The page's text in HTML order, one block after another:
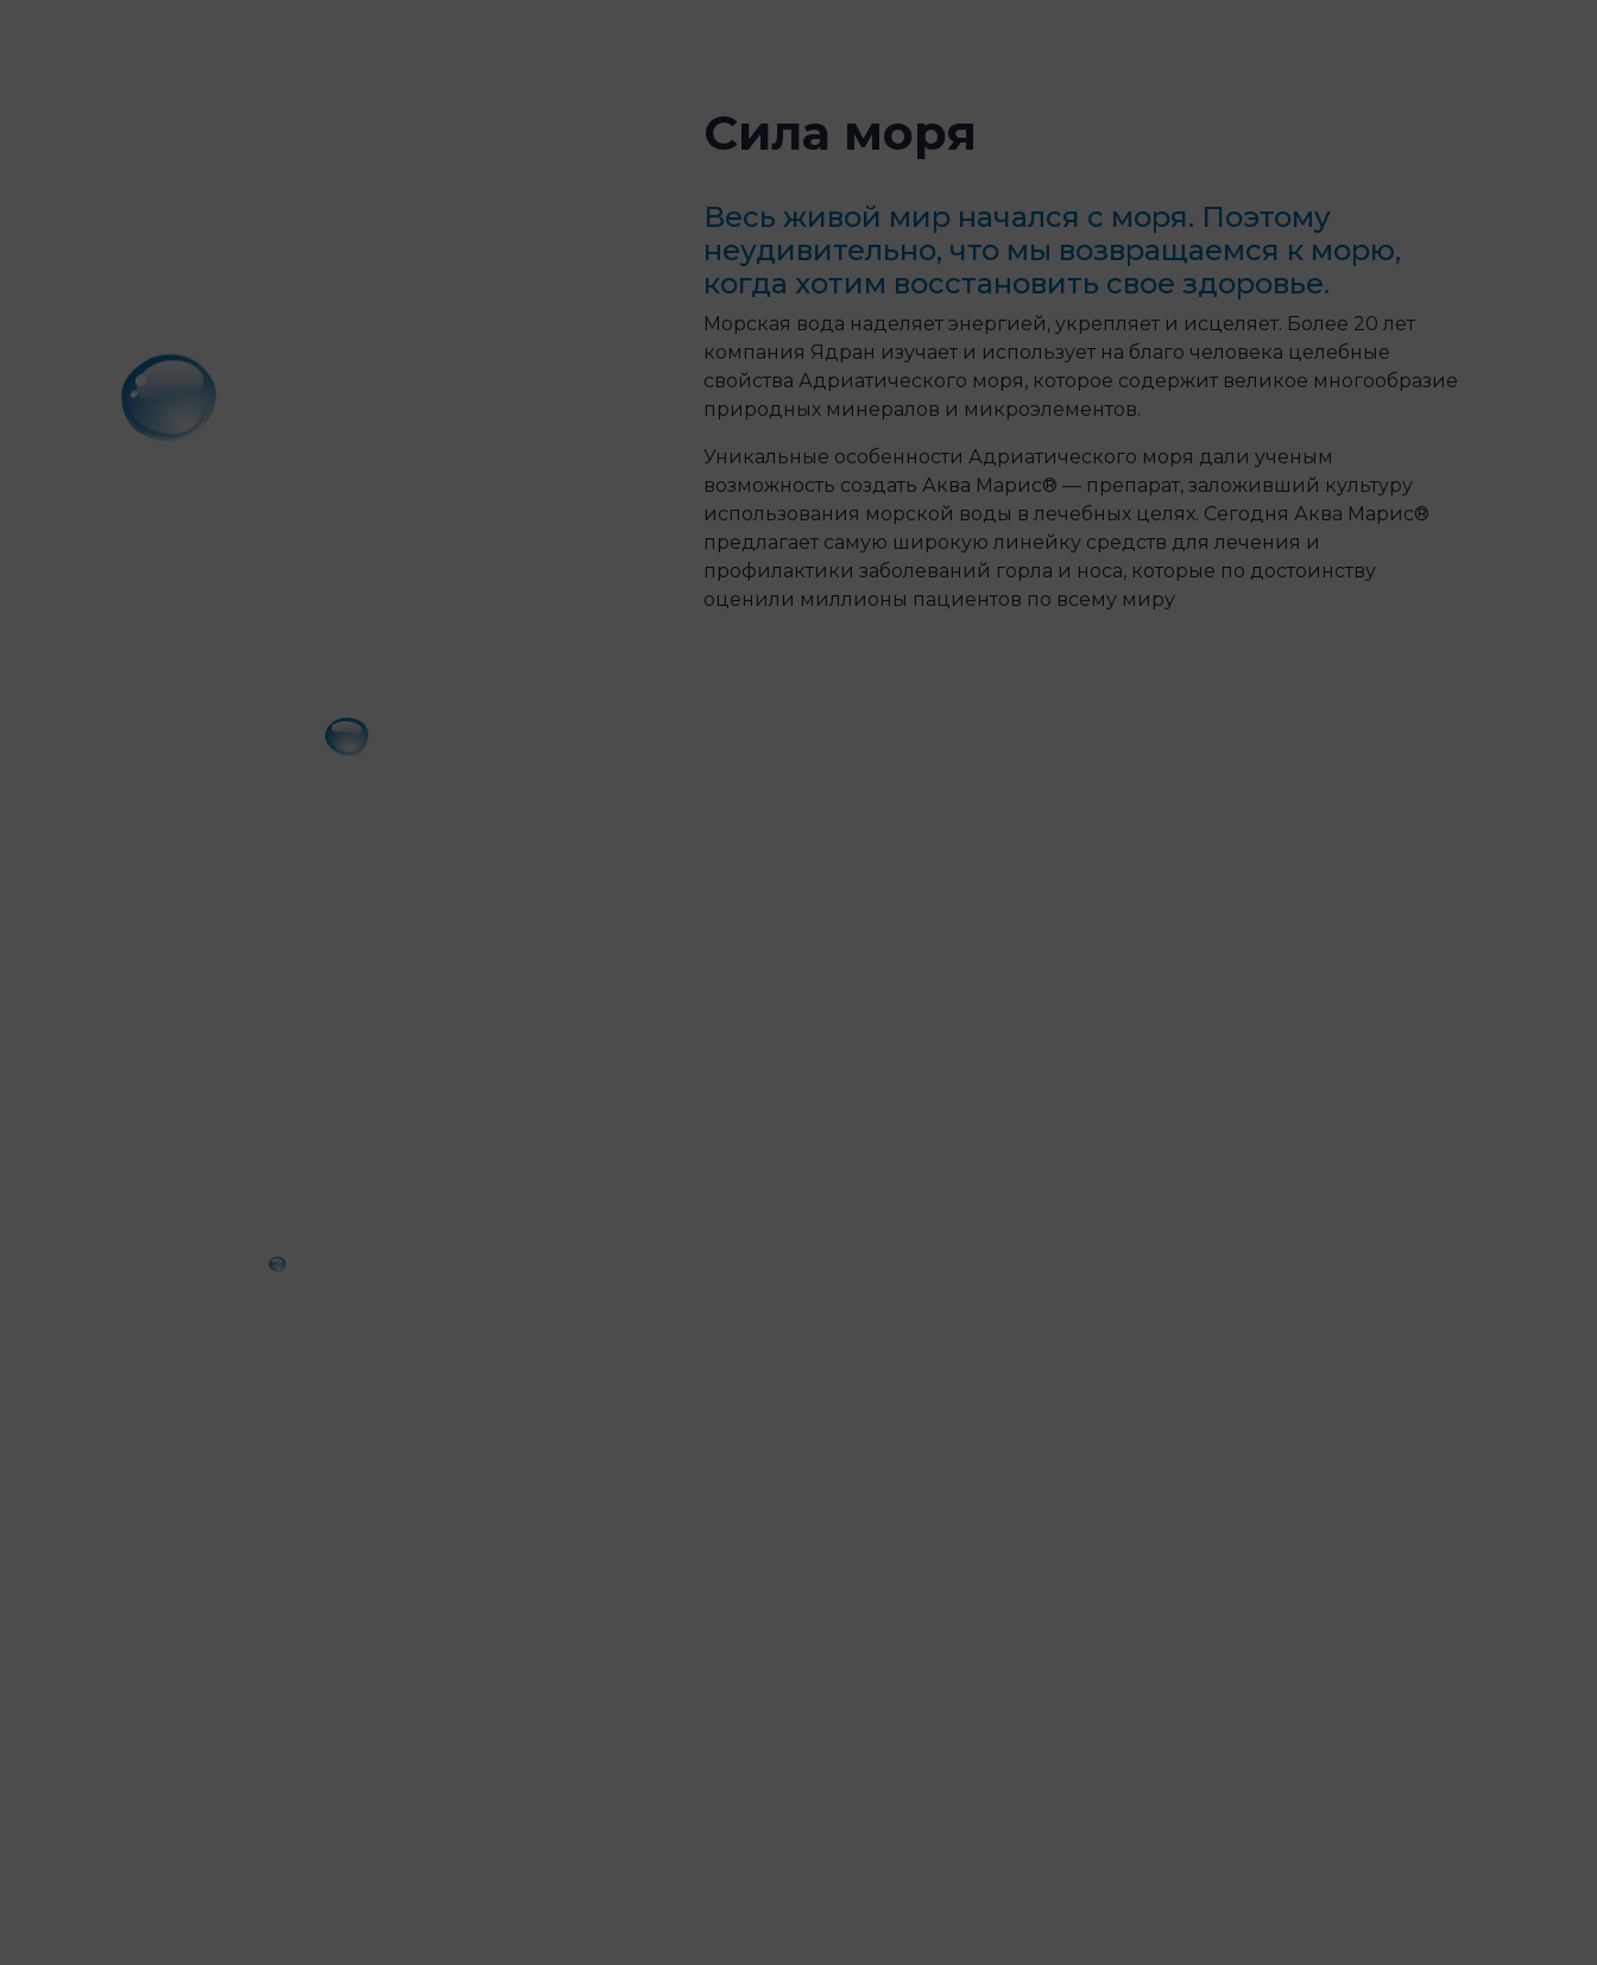
Сила моря
Весь живой мир начался с моря. Поэтому
неудивительно, что мы возвращаемся к морю,
когда хотим восстановить свое здоровье.
Морская вода наделяет энергией, укрепляет и исцеляет. Более 20 лет
компания Ядран изучает и использует на благо человека целебные
свойства Адриатического моря, которое содержит великое многообразие
природных минералов и микроэлементов.
Уникальные особенности Адриатического моря дали ученым
возможность создать Аква Марис® — препарат, заложивший культуру
использования морской воды в лечебных целях. Сегодня Аква Марис®
предлагает самую широкую линейку средств для лечения и
профилактики заболеваний горла и носа, которые по достоинству
оценили миллионы пациентов по всему миру